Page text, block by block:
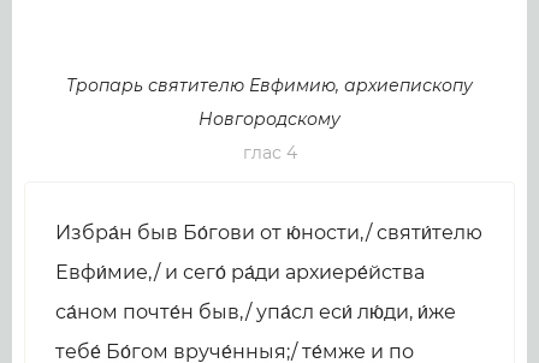
Тропарь святителю Евфимию, архиепископу
Новгородскому
глас 4
Избра́н быв Бо́гови от ю́ности,/ святи́телю
Евфи́мие,/ и сего́ ра́ди архиере́йства
са́ном почте́н быв,/ упа́сл еси́ лю́ди, и́же
тебе́ Бо́гом вруче́нныя;/ те́мже и по